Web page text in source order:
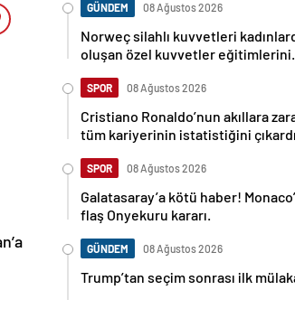
GÜNDEM 08 Ağustos 2026
Norweç silahlı kuvvetleri
oluşan özel kuvvetler eğitimlerini
SPOR 08 Ağustos 2026
Cristiano Ronaldo’nun akıllara
tüm kariyerinin istatistiğini
SPOR 08 Ağustos 2026
Galatasaray’a kötü haber!
flaş Onyekuru kararı.
GÜNDEM 08 Ağustos 2026
Trump’tan seçim sonrası ilk